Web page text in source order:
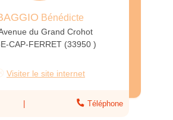
Bénédicte
du Grand Crohot
CAP-FERRET (33950 )
Visiter le site internet
Téléphone